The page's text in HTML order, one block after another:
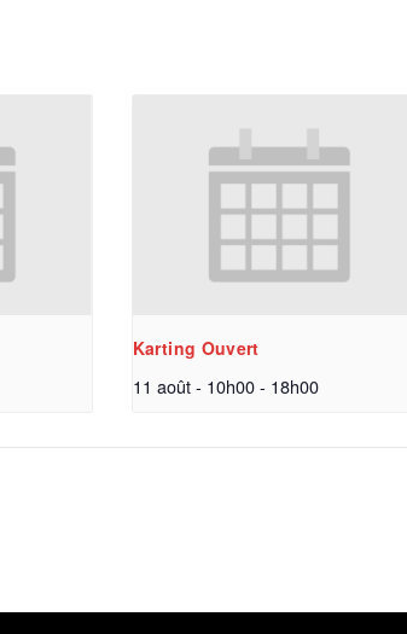
Karting Ouvert
11 août - 10h00 - 18h00